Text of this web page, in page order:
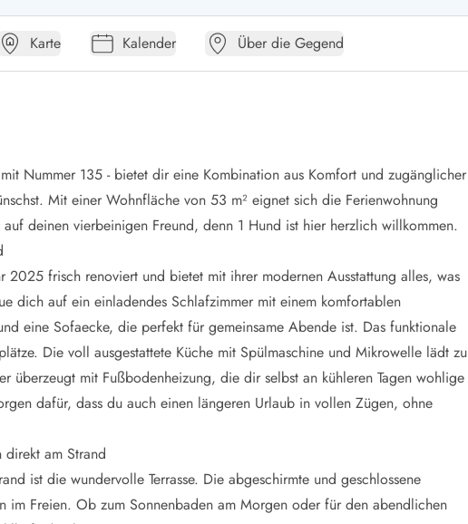
Karte Kalender Über die Gegend
Nummer 135 - bietet dir eine Kombination aus Komfort und zugänglicher
Mit einer Wohnfläche von 53 m² eignet sich die Ferienwohnung
deinen vierbeinigen Freund, denn 1 Hund ist hier herzlich willkommen.
2025 frisch renoviert und bietet mit ihrer modernen Ausstattung alles, was
dich auf ein einladendes Schlafzimmer mit einem komfortablen
eine Sofaecke, die perfekt für gemeinsame Abende ist. Das funktionale
Die voll ausgestattete Küche mit Spülmaschine und Mikrowelle lädt zu
überzeugt mit Fußbodenheizung, die dir selbst an kühleren Tagen wohlige
dafür, dass du auch einen längeren Urlaub in vollen Zügen, ohne
direkt am Strand
ist die wundervolle Terrasse. Die abgeschirmte und geschlossene
im Freien. Ob zum Sonnenbaden am Morgen oder für den abendlichen